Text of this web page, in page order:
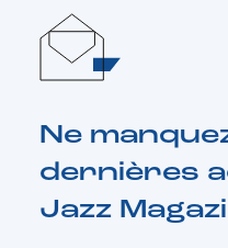
Ne
dernières
Jazz